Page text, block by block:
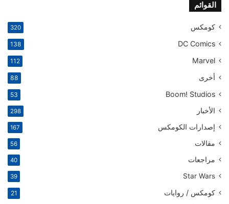
القوائم
كومكس 320
DC Comics
138
Marvel
112
أخرى 88
Boom! Studios
53
الأخبار 298
إصدارات الكومكس 167
مقالات 56
مراجعات 40
Star Wars
39
كومكس / روايات 21